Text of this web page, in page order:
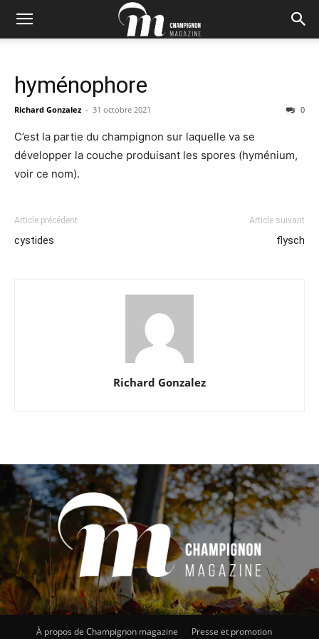
hyménophore
Richard Gonzalez - 31 octobre 2021 0
C’est la partie du champignon sur laquelle va se
développer la couche produisant les spores (hyménium,
voir ce nom).
Article précédent
cystides
Article suivant
flysch
Richard Gonzalez
À propos de Champignon magazine Presse et promotion